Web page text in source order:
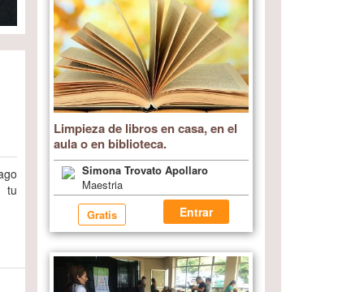
tu
Limpieza de libros en casa, en el
aula o en biblioteca.
Simona Trovato Apollaro
Maestria
Gratis
Entrar